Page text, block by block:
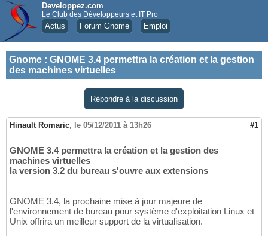
Developpez.com
Le Club des Développeurs et IT Pro
Actus Forum Gnome Emploi
Gnome : GNOME 3.4 permettra la création et la gestion
des machines virtuelles
Répondre à la discussion
Hinault Romaric, le 05/12/2011 à 13h26 #1
GNOME 3.4 permettra la création et la gestion des
machines virtuelles
la version 3.2 du bureau s'ouvre aux extensions
GNOME 3.4, la prochaine mise à jour majeure de
l'environnement de bureau pour système d'exploitation Linux et
Unix offrira un meilleur support de la virtualisation.